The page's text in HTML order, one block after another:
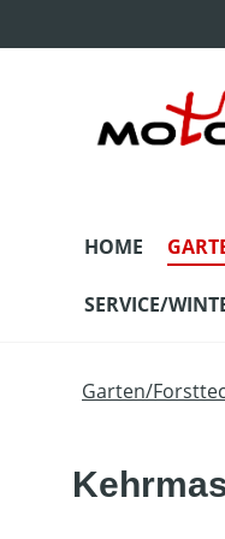
HOME
SERVICE/
Garten/